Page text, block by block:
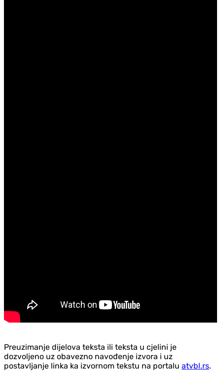
Preuzimanje dijelova teksta ili teksta u cjelini je
dozvoljeno uz obavezno navođenje izvora i uz
postavljanje linka ka izvornom tekstu na portalu atvbl.rs.